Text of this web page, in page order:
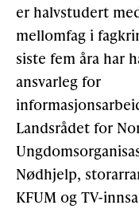
er halvstudert
mellomfag i
siste fem åra har
ansvarleg for
Landsrådet for
Nødhjelp,
KFUM og TV-